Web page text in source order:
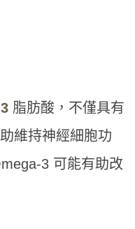
脂肪酸，不僅具有
維持神經細胞功
3 可能有助改